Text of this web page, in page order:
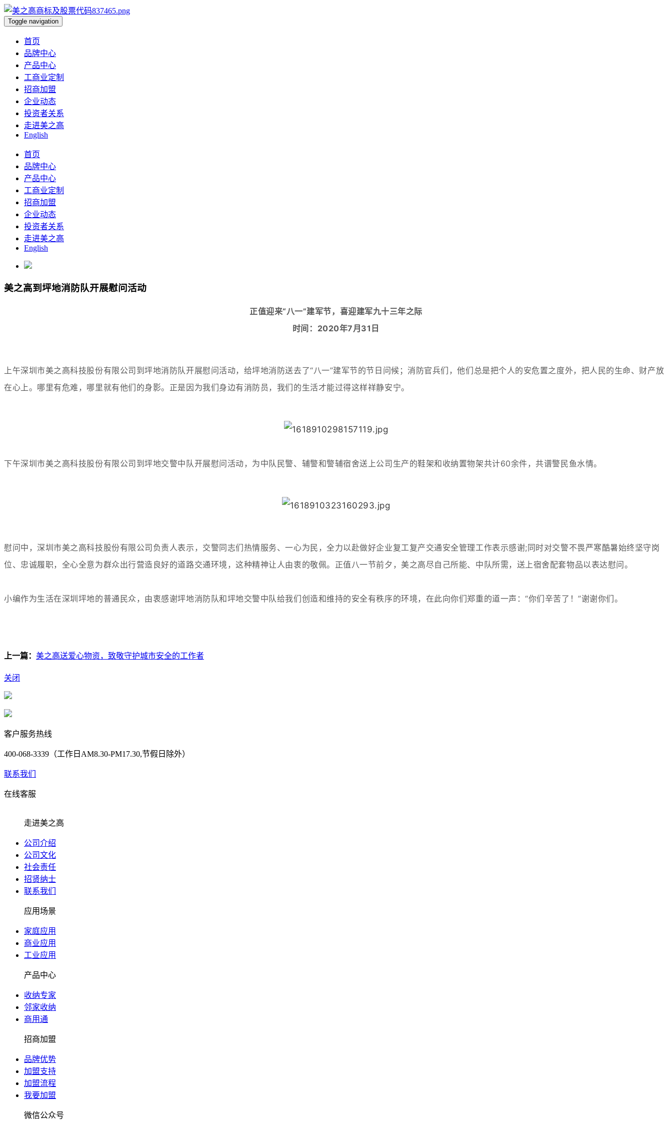
Toggle navigation
首页
品牌中心
产品中心
工商业定制
招商加盟
企业动态
投资者关系
走进美之高
English
首页
品牌中心
产品中心
工商业定制
招商加盟
企业动态
投资者关系
走进美之高
English
美之高到坪地消防队开展慰问活动
正值迎来“八一”建军节，喜迎建军九十三年之际
时间：2020年7月31日
上午深圳市美之高科技股份有限公司到坪地消防队开展慰问活动，给坪地消防送去了“八一”建军节的节日问候；消防官兵们，他们总是把个人的安危置之度外，把人民的生命、财产放
在心上。哪里有危难，哪里就有他们的身影。正是因为我们身边有消防员，我们的生活才能过得这样祥静安宁。
下午深圳市美之高科技股份有限公司到坪地交警中队开展慰问活动，为中队民警、辅警和警辅宿舍送上公司生产的鞋架和收纳置物架共计60余件，共谱警民鱼水情。
慰问中，深圳市美之高科技股份有限公司负责人表示，交警同志们热情服务、一心为民，全力以赴做好企业复工复产交通安全管理工作表示感谢;同时对交警不畏严寒酷暑始终坚守岗
位、忠诚履职，全心全意为群众出行营造良好的道路交通环境，这种精神让人由衷的敬佩。正值八一节前夕，美之高尽自己所能、中队所需，送上宿舍配套物品以表达慰问。
小编作为生活在深圳坪地的普通民众，由衷感谢坪地消防队和坪地交警中队给我们创造和维持的安全有秩序的环境，在此向你们郑重的道一声：“你们辛苦了！”谢谢你们。
上一篇： 美之高送爱心物资，致敬守护城市安全的工作者
关闭
客户服务热线
400-068-3339（工作日AM8.30-PM17.30,节假日除外）
联系我们
在线客服
走进美之高
公司介绍
公司文化
社会责任
招贤纳士
联系我们
应用场景
家庭应用
商业应用
工业应用
产品中心
收纳专家
邻家收纳
商用通
招商加盟
品牌优势
加盟支持
加盟流程
我要加盟
微信公众号